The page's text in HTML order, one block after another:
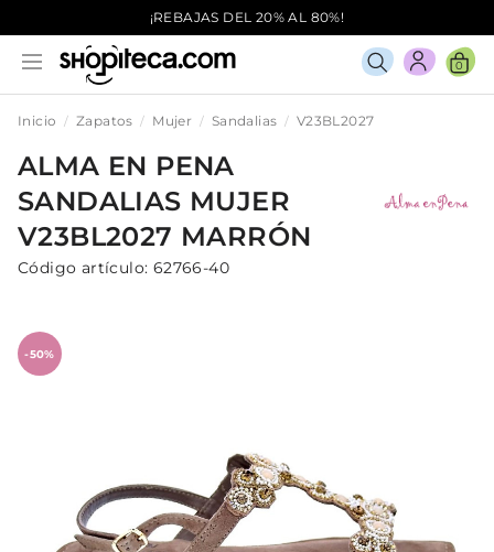
¡REBAJAS DEL 20% AL 80%!
0
Inicio Zapatos Mujer Sandalias V23BL2027
ALMA EN PENA
SANDALIAS MUJER
V23BL2027 MARRÓN
Código artículo: 62766-40
-50%